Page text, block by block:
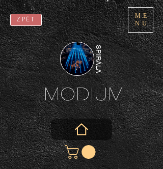
ME
NU
ZPĚT
SPIRÁLA
IMODIUM